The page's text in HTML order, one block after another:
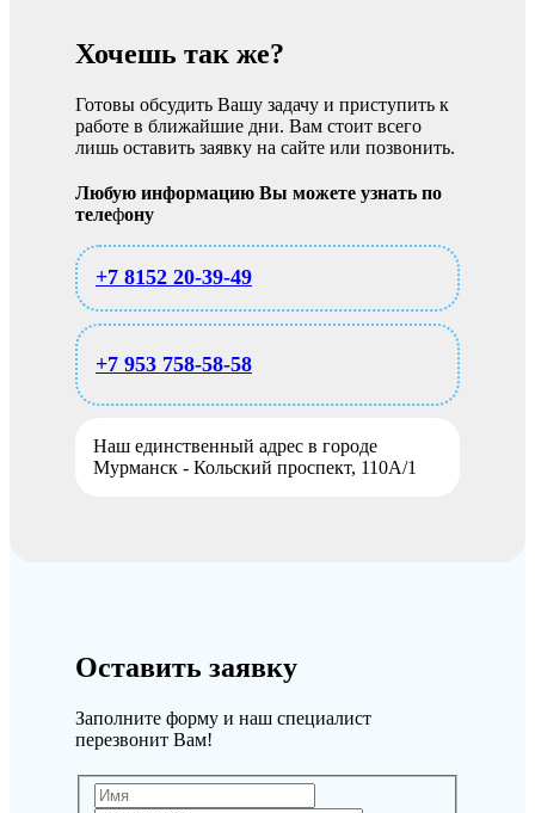
Хочешь так же?
Готовы обсудить Вашу задачу и приступить к
работе в ближайшие дни. Вам стоит всего
лишь оставить заявку на сайте или позвонить.
Любую информацию Вы можете узнать по
телефону
+7 8152 20-39-49
+7 953 758-58-58
Наш единственный адрес в городе
Мурманск - Кольский проспект, 110А/1
Оставить заявку
Заполните форму и наш специалист
перезвонит Вам!